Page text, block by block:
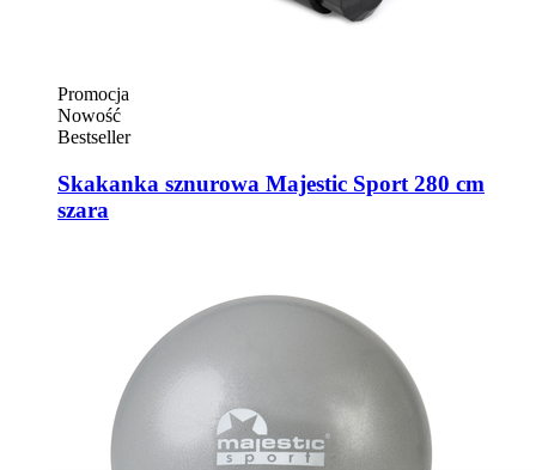
Promocja
Nowość
Bestseller
Skakanka sznurowa Majestic Sport 280 cm
szara